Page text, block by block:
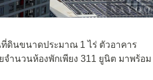
ดินขนาดประมาณ 1 ไร่ ตัวอาคาร
ำนวนห้องพักเพียง 311 ยูนิต มาพร้อม